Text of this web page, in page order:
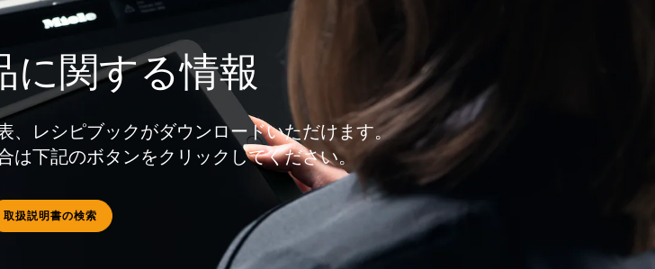
に関する情報
、レシピブックがダウンロードいただけます。
は下記のボタンをクリックしてください。
取扱説明書の検索